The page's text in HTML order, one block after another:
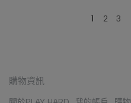
1 2 3
購物資訊